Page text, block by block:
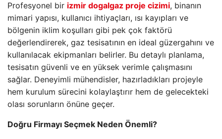
Profesyonel bir izmir dogalgaz proje cizimi, binanın
mimari yapısı, kullanıcı ihtiyaçları, ısı kayıpları ve
bölgenin iklim koşulları gibi pek çok faktörü
değerlendirerek, gaz tesisatının en ideal güzergahını ve
kullanılacak ekipmanları belirler. Bu detaylı planlama,
tesisatın güvenli ve en yüksek verimle çalışmasını
sağlar. Deneyimli mühendisler, hazırladıkları projeyle
hem kurulum sürecini kolaylaştırır hem de gelecekteki
olası sorunların önüne geçer.
Doğru Firmayı Seçmek Neden Önemli?